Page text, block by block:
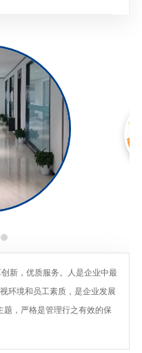
新，优质服务。人是企业中最
环境和员工素质，是企业发展
题，严格是管理行之有效的保